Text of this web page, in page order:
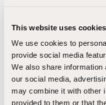
This website uses cookies
We use cookies to
provide social media
We also share
our social media,
may combine it with other
provided to them or that
STEP-koulutus on
opintokeskus, ja kuuluu
Oppilaitos tarjoaa
800 opiskelijalle, ja on
kouluttaja Suomessa.
lyhytkursseihin